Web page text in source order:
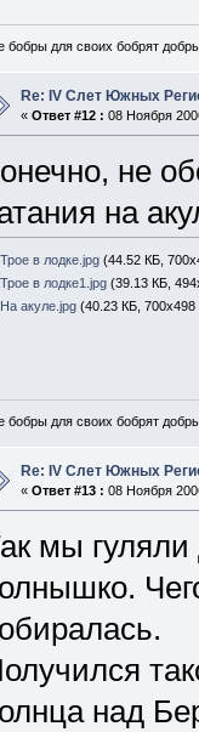
бобры для своих бобрят
Re: IV Слет Южных
« Ответ #12 : 08 Ноября
не
на
в лодке.jpg(44.52 КБ,
в лодке1.jpg(39.13 КБ,
акуле.jpg(40.23 КБ, 700x498
бобры для своих бобрят
Re: IV Слет Южных
« Ответ #13 : 08 Ноября
мы гуляли
над